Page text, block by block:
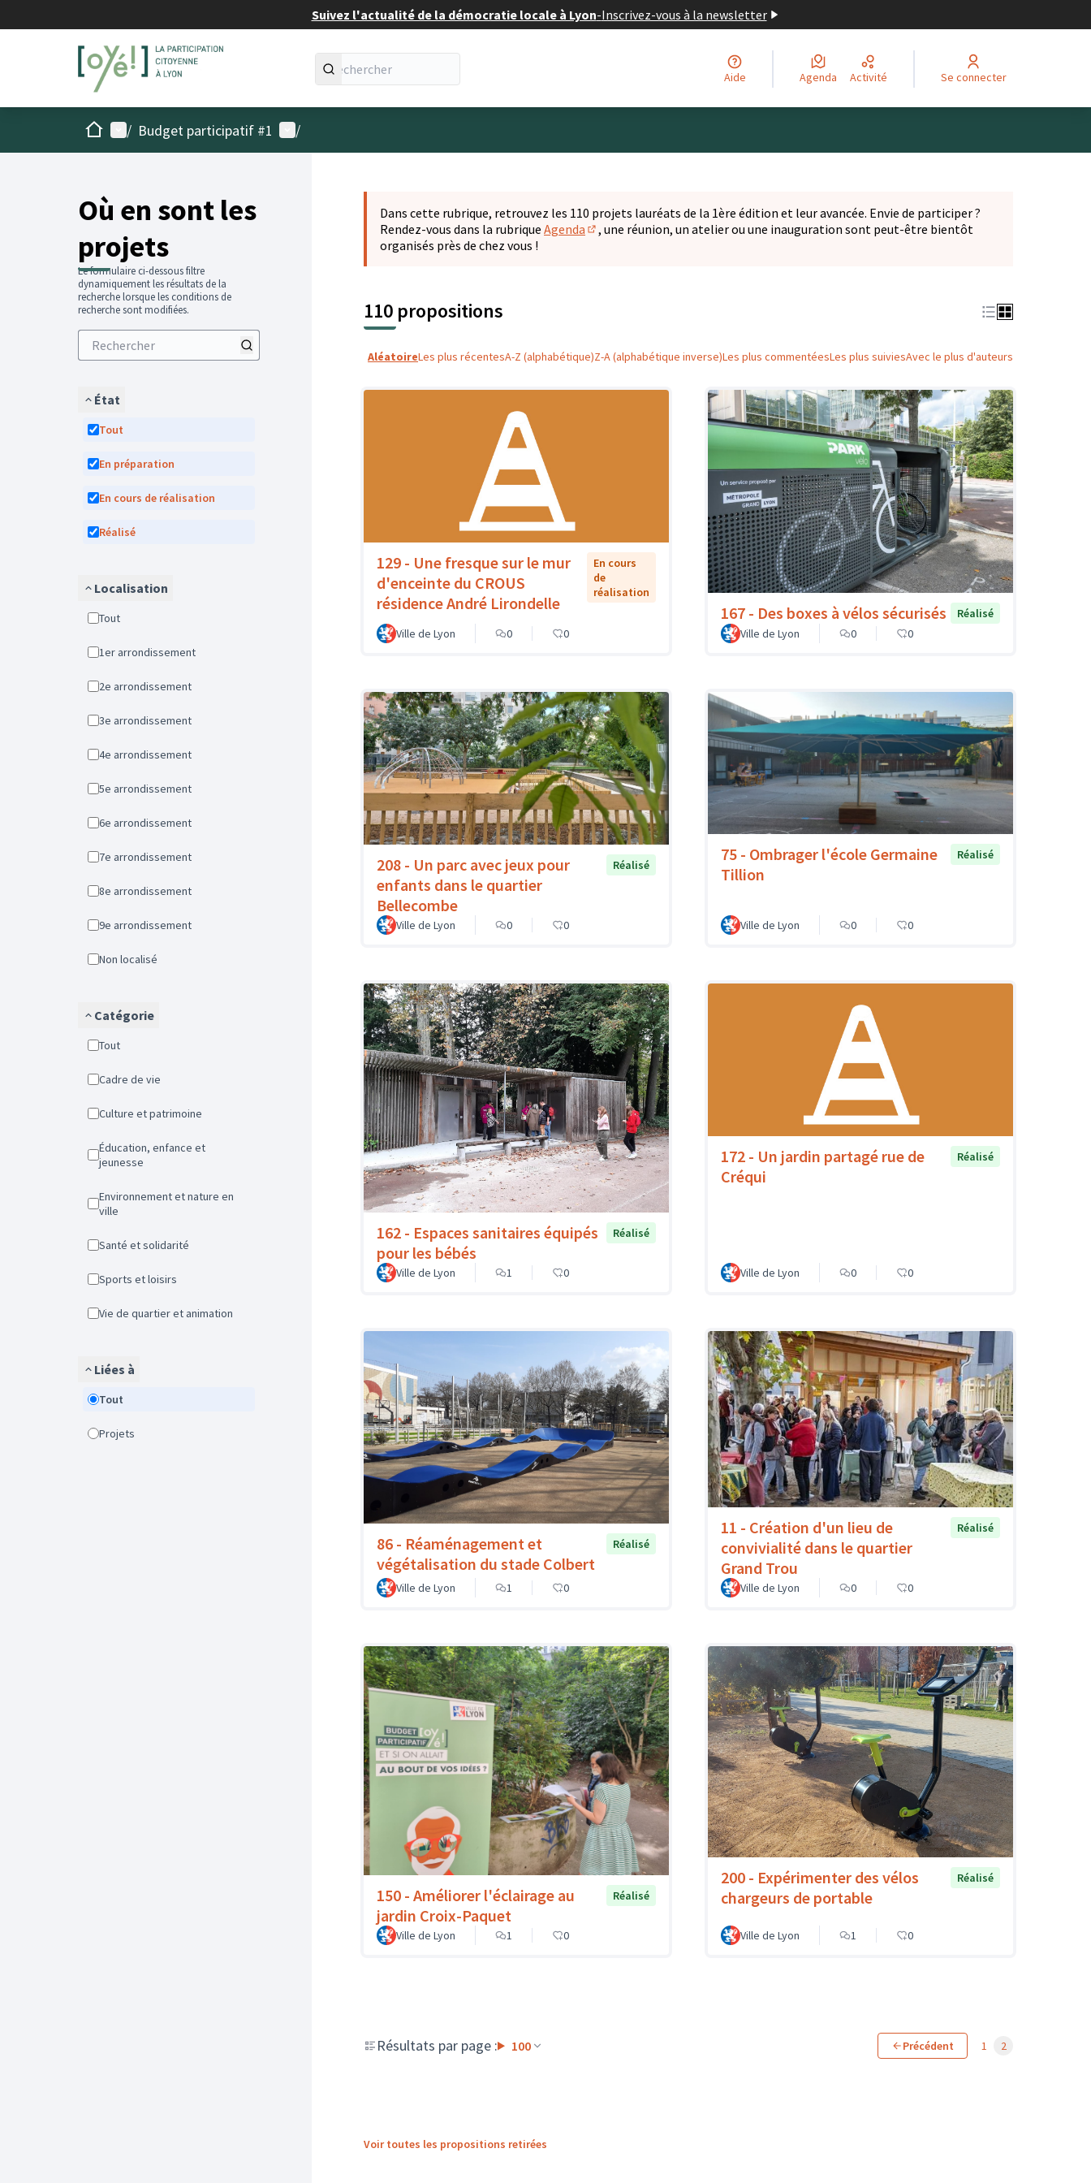
Suivez l'actualité de la démocratie locale à Lyon-Inscrivez-vous à la newsletter
Aide Agenda Activité Se connecter
AccueilMenu principal
/ Budget participatif #1 Menu utilisateur
/
Où en sont les
projets
Le formulaire ci-dessous filtre
dynamiquement les résultats de la
recherche lorsque les conditions de
recherche sont modifiées.
État
Tout
En préparation
En cours de réalisation
Réalisé
Localisation
Tout
1er arrondissement
2e arrondissement
3e arrondissement
4e arrondissement
5e arrondissement
6e arrondissement
7e arrondissement
8e arrondissement
9e arrondissement
Non localisé
Catégorie
Tout
Cadre de vie
Culture et patrimoine
Éducation, enfance et
jeunesse
Environnement et nature en
ville
Santé et solidarité
Sports et loisirs
Vie de quartier et animation
Liées à
Tout
Projets
Dans cette rubrique, retrouvez les 110 projets lauréats de la 1ère édition et leur avancée. Envie de participer ?
Rendez-vous dans la rubrique Agenda
(S'ouvre dans un nouvel onglet)
, une réunion, un atelier ou une inauguration sont peut-être bientôt
organisés près de chez vous !
110 propositions
AléatoireLes plus récentesA-Z (alphabétique)Z-A (alphabétique inverse)Les plus commentéesLes plus suiviesAvec le plus d'auteurs
129 - Une fresque sur le mur
d'enceinte du CROUS
résidence André Lirondelle
En cours
de
réalisation
Ville de Lyon 0 0
167 - Des boxes à vélos sécurisés
Réalisé
Ville de Lyon
0 0
208 - Un parc avec jeux pour
enfants dans le quartier
Bellecombe
Réalisé
Ville de Lyon 0 0
75 - Ombrager l'école Germaine
Tillion
Réalisé
Ville de Lyon 0 0
162 - Espaces sanitaires équipés
pour les bébés
Réalisé
Ville de Lyon 1 0
172 - Un jardin partagé rue de
Créqui
Réalisé
Ville de Lyon 0 0
86 - Réaménagement et
végétalisation du stade Colbert
Réalisé
Ville de Lyon 1 0
11 - Création d'un lieu de
convivialité dans le quartier
Grand Trou
Réalisé
Ville de Lyon 0 0
150 - Améliorer l'éclairage au
jardin Croix-Paquet
Réalisé
Ville de Lyon 1 0
200 - Expérimenter des vélos
chargeurs de portable
Réalisé
Ville de Lyon 1 0
Résultats par page : 100 Précédent 1 2
Voir toutes les propositions retirées